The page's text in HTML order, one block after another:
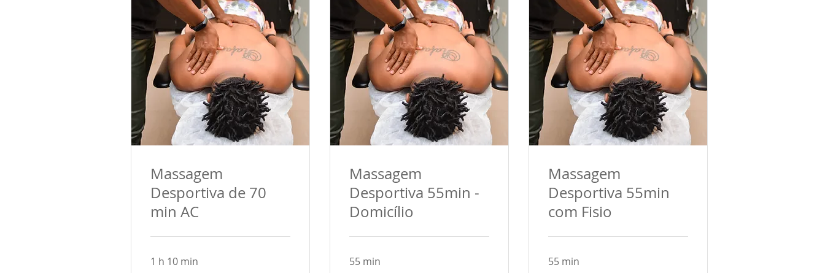
Massagem
Desportiva de 70
min AC
1 h 10 min
Massagem
Desportiva 55min -
Domicílio
55 min
Massagem
Desportiva 55min
com Fisio
55 min